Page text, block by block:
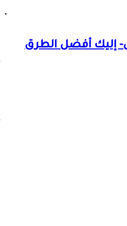
إليك أفضل الطرق